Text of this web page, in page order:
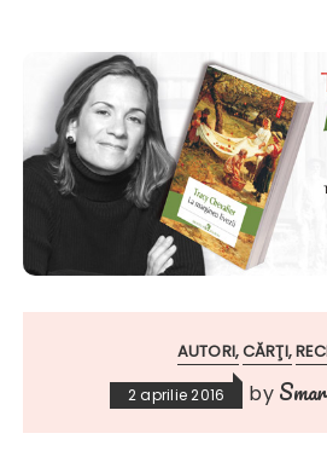
AUTORI CĂRŢI
2 aprilie 2016 by